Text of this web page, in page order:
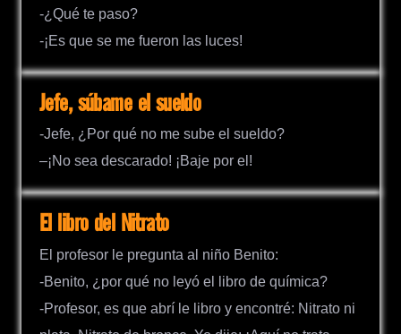
-¿Qué te paso?
-¡Es que se me fueron las luces!
Jefe, súbame el sueldo
-Jefe, ¿Por qué no me sube el sueldo?
–¡No sea descarado! ¡Baje por el!
El libro del Nitrato
El profesor le pregunta al niño Benito:
-Benito, ¿por qué no leyó el libro de química?
-Profesor, es que abrí le libro y encontré: Nitrato ni